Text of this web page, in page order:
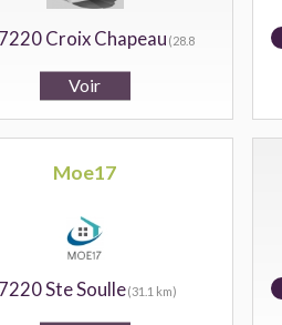
Croix Chapeau (28.8
Moe17
Ste Soulle(31.1 km)